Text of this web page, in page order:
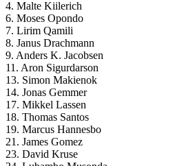
4. Malte Kiilerich
6. Moses Opondo
7. Lirim Qamili
8. Janus Drachmann
9. Anders K. Jacobsen
11. Aron Sigurdarson
13. Simon Makienok
14. Jonas Gemmer
17. Mikkel Lassen
18. Thomas Santos
19. Marcus Hannesbo
21. James Gomez
23. David Kruse